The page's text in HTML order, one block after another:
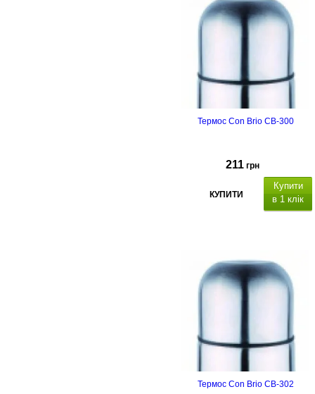
Термос Con Brio CB-300
211 грн
КУПИТИ
Купити
в 1 клік
Термос Con Brio CB-302